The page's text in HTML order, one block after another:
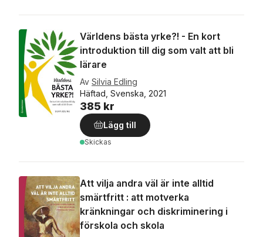
Världens bästa yrke?! - En kort
introduktion till dig som valt att bli
lärare
Av Silvia Edling
Häftad, Svenska, 2021
385 kr
Lägg till
Skickas
Att vilja andra väl är inte alltid
smärtfritt : att motverka
kränkningar och diskriminering i
förskola och skola